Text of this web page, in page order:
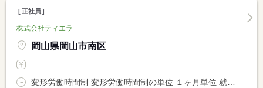
正社員
株式会社ティエラ
岡山県岡山市南区
変形労働時間制 変形労働時間制の単位 １ヶ月単位 就業時間１ 5時00分〜14時00分 就業時間２ 11時00分〜20時00分